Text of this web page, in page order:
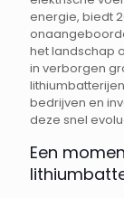
energie, biedt
het landschap
in verborgen
bedrijven en
deze snel
Een